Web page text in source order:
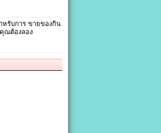
หรับการ ขายของกิน
ณต้องลอง